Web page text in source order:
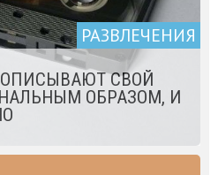
РАЗВЛЕЧЕНИЯ
СВОЙ
ОБРАЗОМ, И